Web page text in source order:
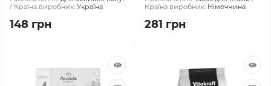
Країна виробник: Україна
148 грн
Країна виробник: Німеччина
281 грн